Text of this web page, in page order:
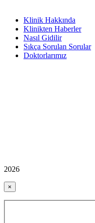
Klinik Hakkında
Klinikten Haberler
Nasıl Gidilir
Sıkça Sorulan Sorular
Doktorlarımız
2026
×